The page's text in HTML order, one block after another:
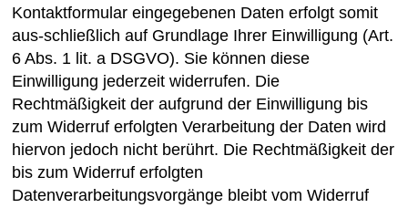
Kontaktformular eingegebenen Daten erfolgt somit
aus-schließlich auf Grundlage Ihrer Einwilligung (Art.
6 Abs. 1 lit. a DSGVO). Sie können diese
Einwilligung jederzeit widerrufen. Die
Rechtmäßigkeit der aufgrund der Einwilligung bis
zum Widerruf erfolgten Verarbeitung der Daten wird
hiervon jedoch nicht berührt. Die Rechtmäßigkeit der
bis zum Widerruf erfolgten
Datenverarbeitungsvorgänge bleibt vom Widerruf